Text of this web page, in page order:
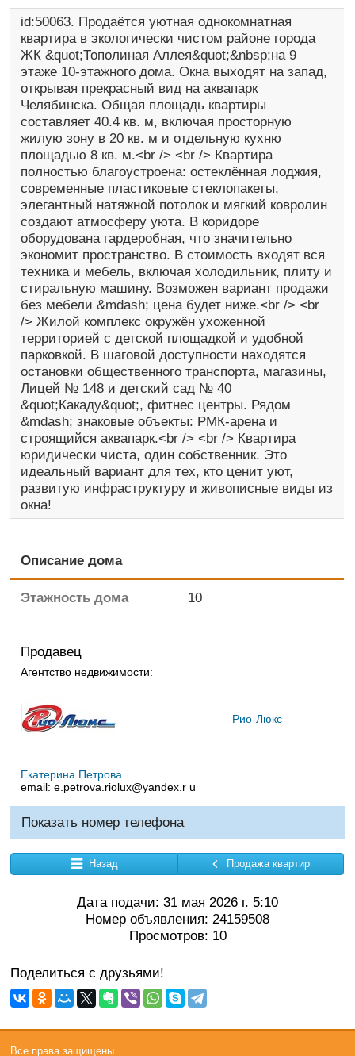
id:50063. Продаётся уютная однокомнатная
квартира в экологически чистом районе города
ЖК &quot;Тополиная Аллея&quot;&nbsp;на 9
этаже 10-этажного дома. Окна выходят на запад,
открывая прекрасный вид на аквапарк
Челябинска. Общая площадь квартиры
составляет 40.4 кв. м, включая просторную
жилую зону в 20 кв. м и отдельную кухню
площадью 8 кв. м.<br /> <br /> Квартира
полностью благоустроена: остеклённая лоджия,
современные пластиковые стеклопакеты,
элегантный натяжной потолок и мягкий ковролин
создают атмосферу уюта. В коридоре
оборудована гардеробная, что значительно
экономит пространство. В стоимость входят вся
техника и мебель, включая холодильник, плиту и
стиральную машину. Возможен вариант продажи
без мебели &mdash; цена будет ниже.<br /> <br
/> Жилой комплекс окружён ухоженной
территорией с детской площадкой и удобной
парковкой. В шаговой доступности находятся
остановки общественного транспорта, магазины,
Лицей № 148 и детский сад № 40
&quot;Какаду&quot;, фитнес центры. Рядом
&mdash; знаковые объекты: РМК-арена и
строящийся аквапарк.<br /> <br /> Квартира
юридически чиста, один собственник. Это
идеальный вариант для тех, кто ценит уют,
развитую инфраструктуру и живописные виды из
окна!
Описание дома
Этажность дома 10
Продавец
Агентство недвижимости:
Рио-Люкс
Екатерина Петрова
email: e.petrova.riolux@yandex.r u
Показать номер телефона
Назад Продажа квартир
Дата подачи: 31 мая 2026 г. 5:10
Номер объявления: 24159508
Просмотров: 10
Поделиться с друзьями!
Все права защищены